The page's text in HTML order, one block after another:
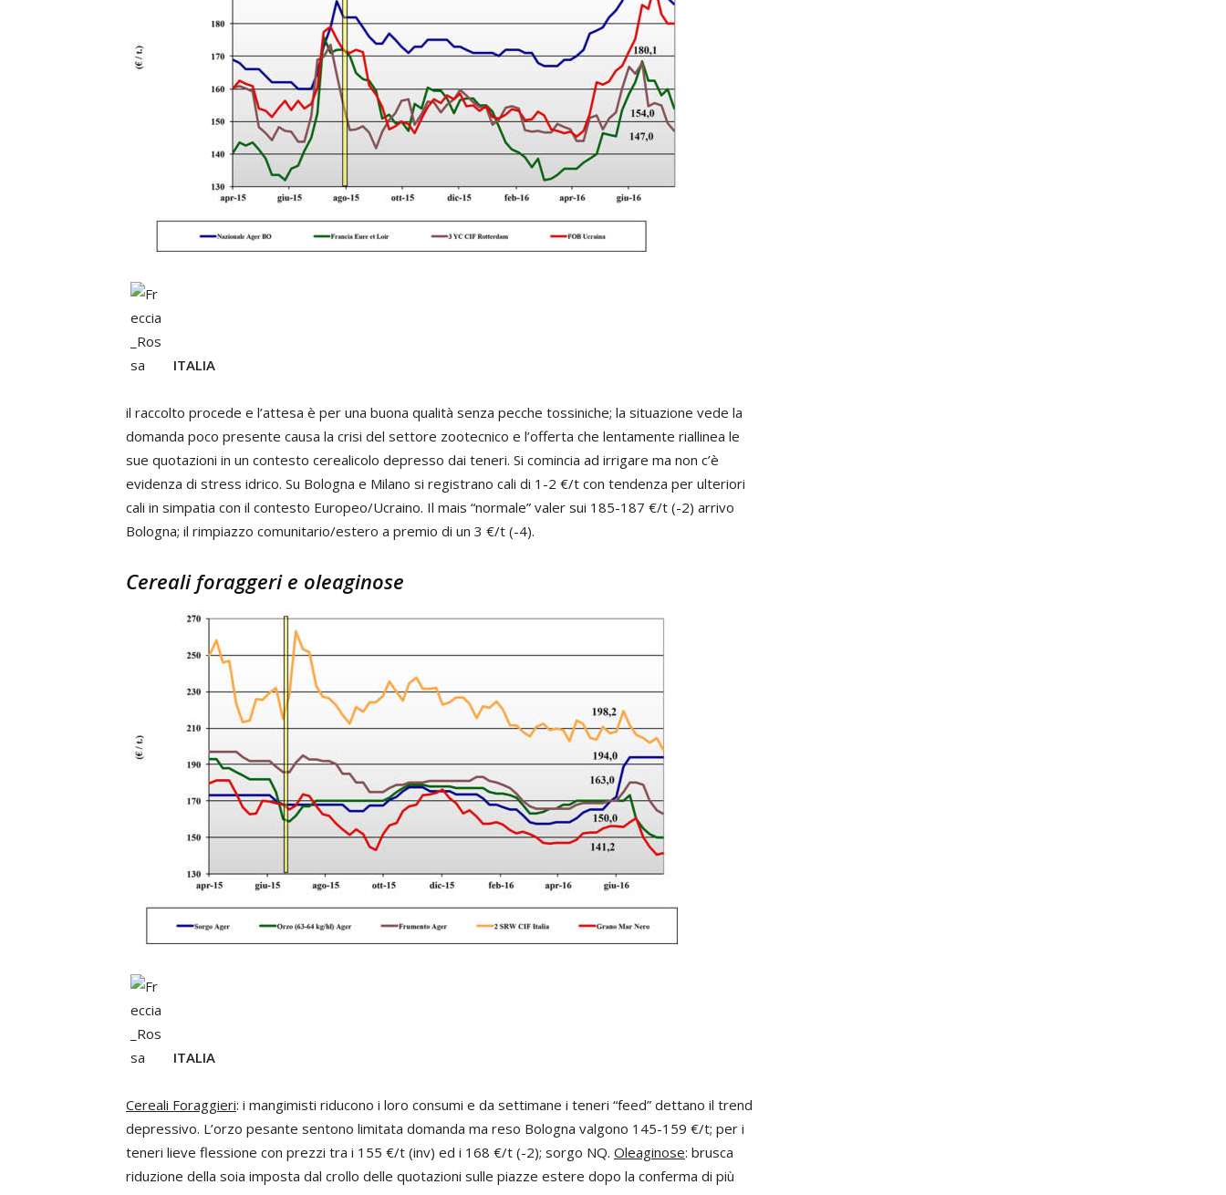
ITALIA
il raccolto procede e l’attesa è per una buona qualità senza pecche tossiniche; la situazione vede la
domanda poco presente causa la crisi del settore zootecnico e l’offerta che lentamente riallinea le
sue quotazioni in un contesto cerealicolo depresso dai teneri. Si comincia ad irrigare ma non c’è
evidenza di stress idrico. Su Bologna e Milano si registrano cali di 1-2 €/t con tendenza per ulteriori
cali in simpatia con il contesto Europeo/Ucraino. Il mais “normale” valer sui 185-187 €/t (-2) arrivo
Bologna; il rimpiazzo comunitario/estero a premio di un 3 €/t (-4).
Cereali foraggeri e oleaginose
ITALIA
Cereali Foraggieri: i mangimisti riducono i loro consumi e da settimane i teneri “feed” dettano il trend
depressivo. L’orzo pesante sentono limitata domanda ma reso Bologna valgono 145-159 €/t; per i
teneri lieve flessione con prezzi tra i 155 €/t (inv) ed i 168 €/t (-2); sorgo NQ. Oleaginose: brusca
riduzione della soia imposta dal crollo delle quotazioni sulle piazze estere dopo la conferma di più